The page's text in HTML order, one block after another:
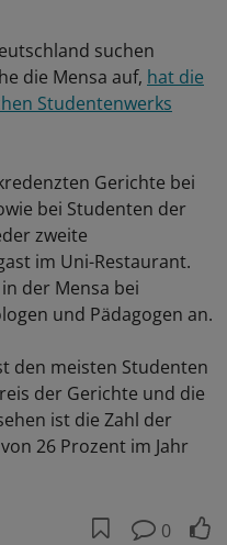
suchen
die Mensa auf, hat die
Studentenwerks
Gerichte bei
bei Studenten der
zweite
im Uni-Restaurant.
der Mensa bei
und Pädagogen an.
den meisten Studenten
der Gerichte und die
ist die Zahl der
26 Prozent im Jahr
0